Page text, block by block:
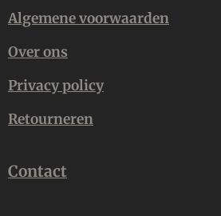
Algemene voorwaarden
Over ons
Privacy policy
Retourneren
Contact